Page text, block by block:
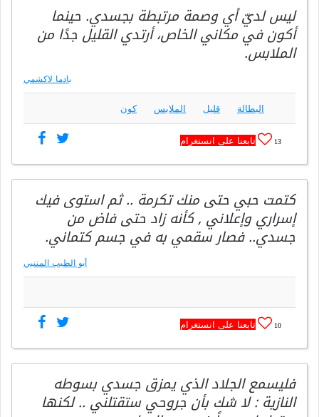
ليس لديّ أي وصمة مرتبطة بجسدي. حينما
أكون في مكاني الخاص، أرتدي القليل جدًا من
الملابس.
بادما لاكشمي
البطالة قليل الملابس كون
13 تابعنا على انستغرام
كتمت حبي حتى منك تكرمة .. ثم استوى فيك
إسراري وإعلاني , كأنه زاد حتى فاض من
جسدي.. فصار سقمي به في جسم كتماني.
أبو الطيب المتنبي
10 تابعنا على انستغرام
فليسمع الجلاد الذي يمزق جسدي بسوطه
النازية : لا شك بأن جروحي ستقتلني .. لكنها